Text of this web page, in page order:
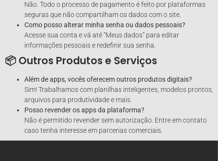
Não. Todo o processo de pagamento é feito por plataformas
seguras que não compartilham os dados com o site.
Como posso alterar minha senha ou dados pessoais?
Acesse sua conta e vá até “Meus dados” para editar
informações pessoais e redefinir sua senha.
📦 Outros Produtos e Serviços
Além de apps, vocês oferecem outros produtos digitais?
Sim! Trabalhamos com planilhas inteligentes, modelos prontos,
arquivos para produtividade e mais.
Posso revender os apps da plataforma?
Não é permitido revender sem autorização. Entre em contato
caso tenha interesse em parcerias comerciais.